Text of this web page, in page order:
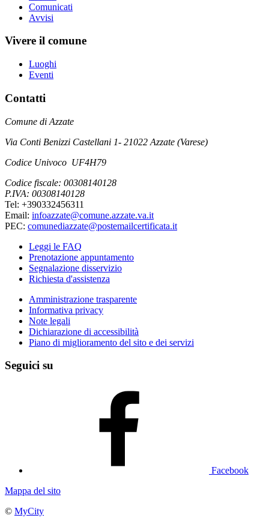
Comunicati
Avvisi
Vivere il comune
Luoghi
Eventi
Contatti
Comune di Azzate
Via Conti Benizzi Castellani 1- 21022 Azzate (Varese)
Codice Univoco UF4H79
Codice fiscale: 00308140128
P.IVA: 00308140128
Tel: +390332456311
Email: infoazzate@comune.azzate.va.it
PEC: comunediazzate@postemailcertificata.it
Leggi le FAQ
Prenotazione appuntamento
Segnalazione disservizio
Richiesta d'assistenza
Amministrazione trasparente
Informativa privacy
Note legali
Dichiarazione di accessibilità
Piano di miglioramento del sito e dei servizi
Seguici su
Facebook
Mappa del sito
© MyCity